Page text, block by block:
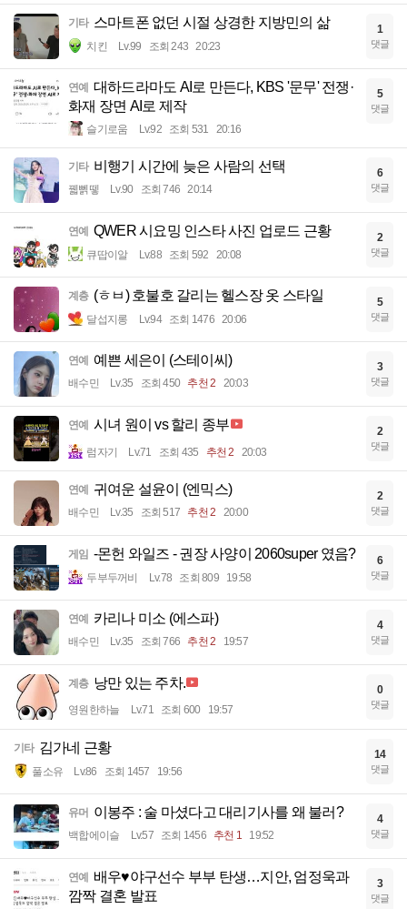
기타 스마트폰 없던 시절 상경한 지방민의 삶
치킨 Lv.99 조회 243 20:23
1
댓글
연예
대하드라마도 AI로 만든다, KBS '문무' 전쟁·
화재 장면 AI로 제작
슬기로움 Lv.92 조회 531 20:16
5
댓글
기타 비행기 시간에 늦은 사람의 선택
꿻뻵뗗 Lv.90 조회 746 20:14
6
댓글
연예 QWER 시요밍 인스타 사진 업로드 근황
큐땁이알 Lv.88 조회 592 20:08
2
댓글
계층 (ㅎㅂ) 호불호 갈리는 헬스장 옷 스타일
달섭지롱 Lv.94 조회 1476 20:06
5
댓글
연예 예쁜 세은이 (스테이씨)
배수민 Lv.35 조회 450 추천 2 20:03
3
댓글
연예 시녀 원이 vs 할리 종부
럼자기 Lv.71 조회 435 추천 2 20:03
2
댓글
연예 귀여운 설윤이 (엔믹스)
배수민 Lv.35 조회 517 추천 2 20:00
2
댓글
게임 -몬헌 와일즈 - 권장 사양이 2060super 였음?
두부두꺼비 Lv.78 조회 809 19:58
6
댓글
연예 카리나 미소 (에스파)
배수민 Lv.35 조회 766 추천 2 19:57
4
댓글
계층 낭만 있는 주차.
영원한하늘 Lv.71 조회 600 19:57
0
댓글
기타 김가네 근황
풀소유 Lv.86 조회 1457 19:56
14
댓글
유머 이봉주 : 술 마셨다고 대리기사를 왜 불러?
백합에이슬 Lv.57 조회 1456 추천 1 19:52
4
댓글
연예
배우♥야구선수 부부 탄생…지안, 엄정욱과
깜짝 결혼 발표
3
댓글